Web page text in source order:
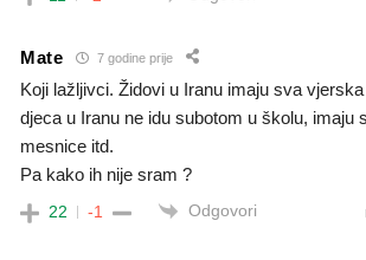
Mate 7 godine prije
Koji lažljivci. Židovi u Iranu imaju sva
djeca u Iranu ne idu subotom u školu, imaju
mesnice itd.
Pa kako ih nije sram ?
22 -1 Odgovori